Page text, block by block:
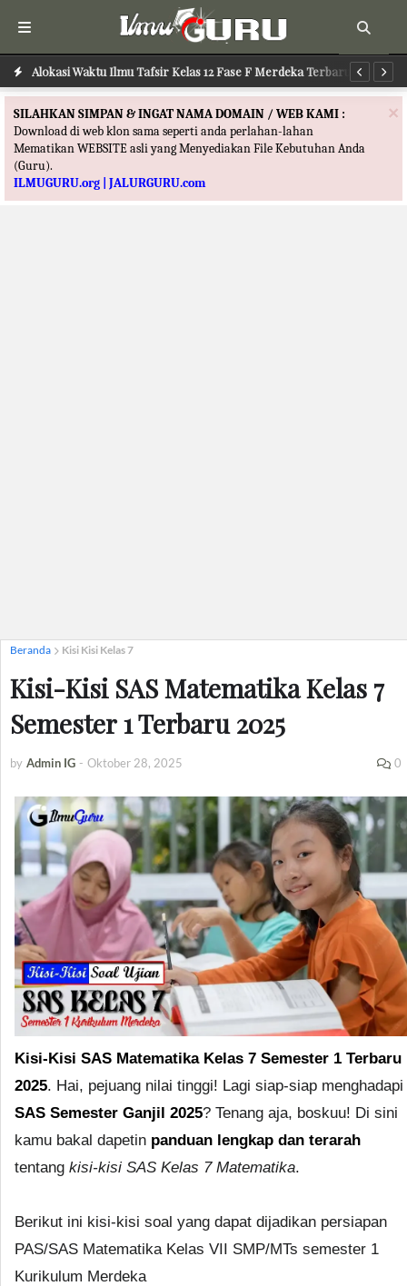
Alokasi Waktu Ilmu Tafsir Kelas 12 Fase F Merdeka Terbaru
×
SILAHKAN SIMPAN & INGAT NAMA DOMAIN / WEB KAMI :
Download di web klon sama seperti anda perlahan-lahan
Mematikan WEBSITE asli yang Menyediakan File Kebutuhan Anda
(Guru).
ILMUGURU.org | JALURGURU.com
Beranda Kisi Kisi Kelas 7
Kisi-Kisi SAS Matematika Kelas 7
Semester 1 Terbaru 2025
by Admin IG - Oktober 28, 2025 0
Kisi-Kisi SAS Matematika Kelas 7 Semester 1 Terbaru
2025. Hai, pejuang nilai tinggi! Lagi siap-siap menghadapi
SAS Semester Ganjil 2025? Tenang aja, boskuu! Di sini
kamu bakal dapetin panduan lengkap dan terarah
tentang kisi-kisi SAS Kelas 7 Matematika.
Berikut ini kisi-kisi soal yang dapat dijadikan persiapan
PAS/SAS Matematika Kelas VII SMP/MTs semester 1
Kurikulum Merdeka